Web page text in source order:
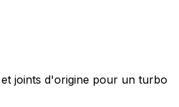
joints d'origine pour un turbo